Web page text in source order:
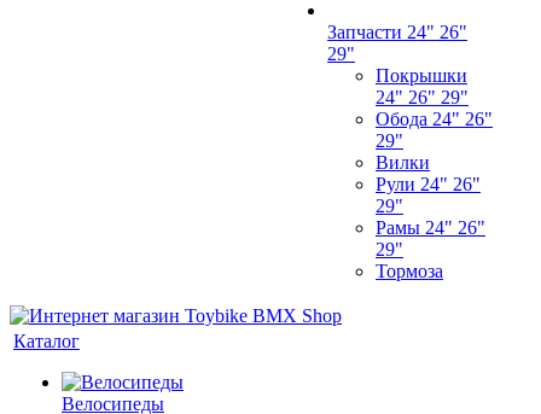
Запчасти 24" 26"
29"
Покрышки
24" 26" 29"
Обода 24" 26"
29"
Вилки
Рули 24" 26"
29"
Рамы 24" 26"
29"
Тормоза
Каталог
Велосипеды